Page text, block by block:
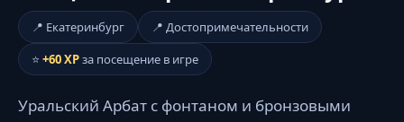
📍 Екатеринбург
📍 Достопримечательности
⭐ +60 XPза посещение в игре
Уральский Арбат с фонтаном и бронзовыми